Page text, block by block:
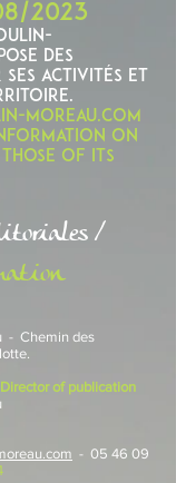
2023
des
activités et
MOREAU.COM
ON
OF ITS
/
- Chemin des
Director of publication
- 05 46 09